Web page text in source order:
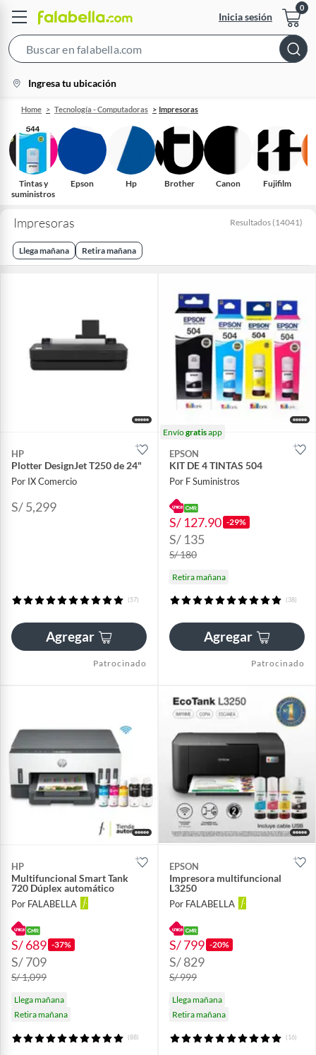
Inicia sesión
Bar
location-
icon
Ingresa tu ubicación
Home Tecnología - Computadoras Impresoras
Tintas y
suministros
Epson Hp Brother Canon Fujifilm
Impresoras Resultados (14041)
Llega mañana Retira mañana
HP
Plotter DesignJet T250 de 24"
Por IX Comercio
S/ 5,299
(57)
Agregar
Patrocinado
Envíogratisapp
EPSON
KIT DE 4 TINTAS 504
Por F Suministros
S/ 127.90 -29%
S/ 135
S/ 180
Retira mañana
(38)
Agregar
Patrocinado
HP
Multifuncional Smart Tank
720 Dúplex automático
Por FALABELLA
S/ 689 -37%
S/ 709
S/ 1,099
Llega mañana
Retira mañana
(88)
EPSON
Impresora multifuncional
L3250
Por FALABELLA
S/ 799 -20%
S/ 829
S/ 999
Llega mañana
Retira mañana
(16)